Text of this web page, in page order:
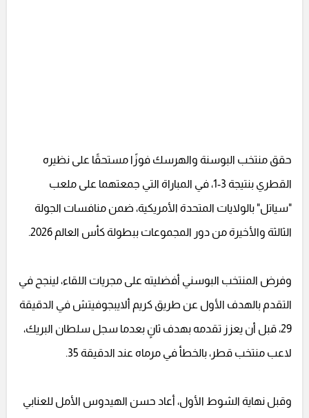
حقق منتخب البوسنة والهرسك فوزًا مستحقًا على نظيره
القطري بنتيجة 3-1، في المباراة التي جمعتهما على ملعب
"سياتل" بالولايات المتحدة الأمريكية، ضمن منافسات الجولة
الثالثة والأخيرة من دور المجموعات ببطولة كأس العالم 2026.
وفرض المنتخب البوسني أفضليته على مجريات اللقاء، لينجح في
التقدم بالهدف الأول عن طريق كريم ألايبجوفيتش في الدقيقة
29، قبل أن يعزز تقدمه بهدف ثانٍ بعدما سجل سلطان البريك،
لاعب منتخب قطر، بالخطأ في مرماه عند الدقيقة 35.
وقبل نهاية الشوط الأول، أعاد حسن الهيدوس الأمل للعنابي